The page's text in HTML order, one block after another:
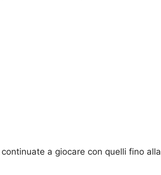
a giocare con quelli fino alla